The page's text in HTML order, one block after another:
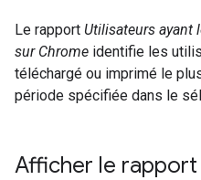
Le rapport Utilisateurs ayant
sur Chrome identifie les
téléchargé ou imprimé le
période spécifiée dans le
Afficher le